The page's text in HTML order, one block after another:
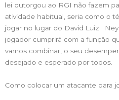
lei outorgou ao RGI não fazem
atividade habitual, seria como o
jogar no lugar do David Luiz.
jogador cumprirá com a função
vamos combinar, o seu
desejado e esperado por todos.
Como colocar um atacante para